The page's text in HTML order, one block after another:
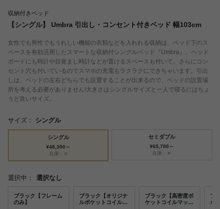
収納付きベッド
【シングル】 Umbra 引出し・コンセント付きベッド 幅103cm
女性でも男性でもうれしい機能の衣類などを入れれる収納は、ベッド下のス
ペースを有効活用したスマートな収納付シングルベッド『Umbra』。ヘッド
ボードにも時計や目覚まし時計などが置けるスペースも付いて、さらにコン
セント穴も付いているのでスマホの充電もラクラクにできちゃいます。引出
しは、ベッドの左右どちらでも設置することが出来るので、ベッドの設置場
所を考える必要がありません!大きさはシングルサイズと一人で寝るにはちょ
うど良いサイズ。
サイズ： シングル
シングル
¥48,300～
在庫：✕
セミダブル
¥65,700～
在庫：✕
選択中： 選択なし
ブラック【フレーム
のみ】
ブラック【オリジナ
ルポケットコイルマ
ブラック【高密度ポ
ケットコイルマット
ブ
ポ